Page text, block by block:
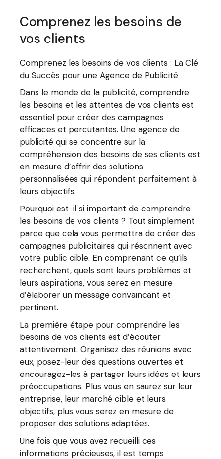
Comprenez les besoins de
vos clients
Comprenez les besoins de vos clients : La Clé
du Succès pour une Agence de Publicité
Dans le monde de la publicité, comprendre
les besoins et les attentes de vos clients est
essentiel pour créer des campagnes
efficaces et percutantes. Une agence de
publicité qui se concentre sur la
compréhension des besoins de ses clients est
en mesure d’offrir des solutions
personnalisées qui répondent parfaitement à
leurs objectifs.
Pourquoi est-il si important de comprendre
les besoins de vos clients ? Tout simplement
parce que cela vous permettra de créer des
campagnes publicitaires qui résonnent avec
votre public cible. En comprenant ce qu’ils
recherchent, quels sont leurs problèmes et
leurs aspirations, vous serez en mesure
d’élaborer un message convaincant et
pertinent.
La première étape pour comprendre les
besoins de vos clients est d’écouter
attentivement. Organisez des réunions avec
eux, posez-leur des questions ouvertes et
encouragez-les à partager leurs idées et leurs
préoccupations. Plus vous en saurez sur leur
entreprise, leur marché cible et leurs
objectifs, plus vous serez en mesure de
proposer des solutions adaptées.
Une fois que vous avez recueilli ces
informations précieuses, il est temps